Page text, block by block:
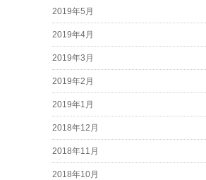
2019年5月
2019年4月
2019年3月
2019年2月
2019年1月
2018年12月
2018年11月
2018年10月